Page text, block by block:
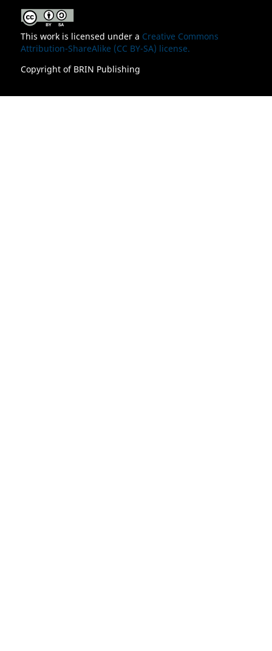
This work is licensed under a Creative Commons
Attribution-ShareAlike (CC BY-SA) license.
Copyright of BRIN Publishing